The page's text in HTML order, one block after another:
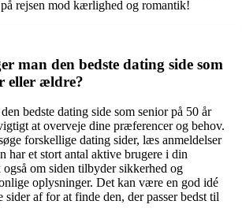
rejsen mod kærlighed og romantik!
man den bedste dating side som
eller ældre?
bedste dating side som senior på 50 år
at overveje dine præferencer og behov.
forskellige dating sider, læs anmeldelser
har et stort antal aktive brugere i din
om siden tilbyder sikkerhed og
oplysninger. Det kan være en god idé
sider af for at finde den, der passer bedst til